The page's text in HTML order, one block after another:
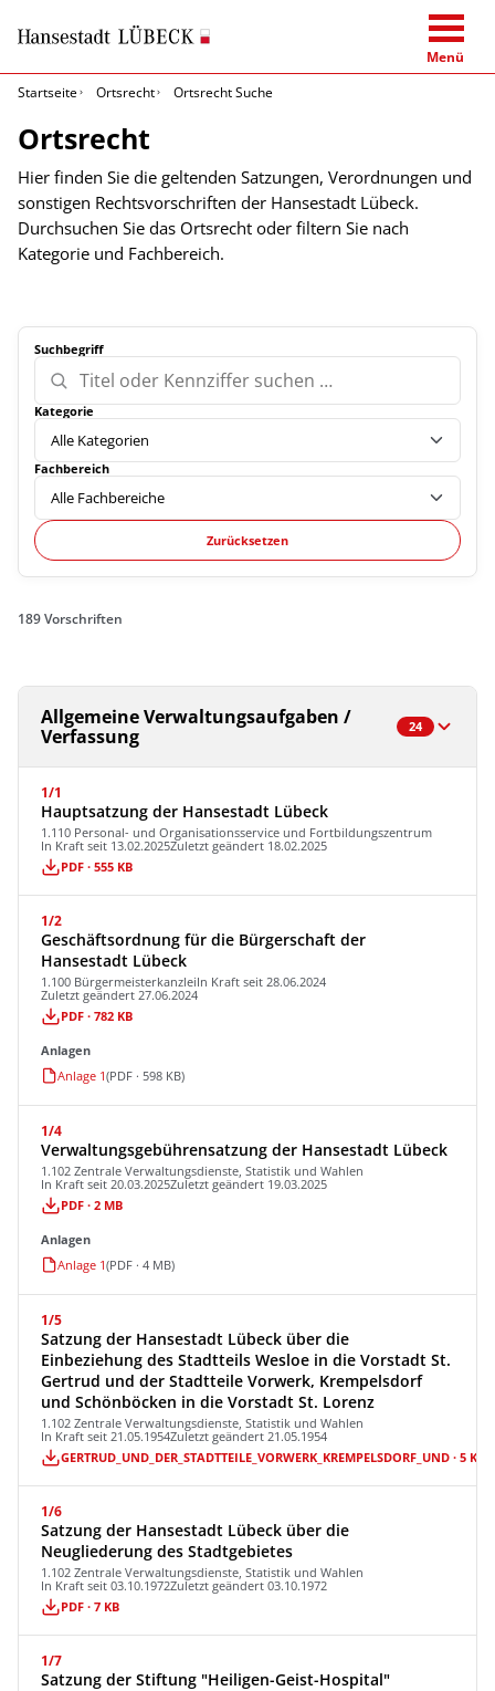
Menü
Startseite
Ortsrecht Ortsrecht Suche
Ortsrecht
Hier finden Sie die geltenden Satzungen, Verordnungen und
sonstigen Rechtsvorschriften der Hansestadt Lübeck.
Durchsuchen Sie das Ortsrecht oder filtern Sie nach
Kategorie und Fachbereich.
Suchbegriff
Kategorie
Fachbereich
Zurücksetzen
189 Vorschriften
Allgemeine Verwaltungsaufgaben /
Verfassung
24
1/1
Hauptsatzung der Hansestadt Lübeck
1.110 Personal- und Organisationsservice und Fortbildungszentrum
In Kraft seit 13.02.2025Zuletzt geändert 18.02.2025
PDF · 555 KB
1/2
Geschäftsordnung für die Bürgerschaft der
Hansestadt Lübeck
1.100 BürgermeisterkanzleiIn Kraft seit 28.06.2024
Zuletzt geändert 27.06.2024
PDF · 782 KB
Anlagen
Anlage 1(PDF · 598 KB)
1/4
Verwaltungsgebührensatzung der Hansestadt Lübeck
1.102 Zentrale Verwaltungsdienste, Statistik und Wahlen
In Kraft seit 20.03.2025Zuletzt geändert 19.03.2025
PDF · 2 MB
Anlagen
Anlage 1(PDF · 4 MB)
1/5
Satzung der Hansestadt Lübeck über die
Einbeziehung des Stadtteils Wesloe in die Vorstadt St.
Gertrud und der Stadtteile Vorwerk, Krempelsdorf
und Schönböcken in die Vorstadt St. Lorenz
1.102 Zentrale Verwaltungsdienste, Statistik und Wahlen
In Kraft seit 21.05.1954Zuletzt geändert 21.05.1954
GERTRUD_UND_DER_STADTTEILE_VORWERK_KREMPELSDORF_UND · 5 KB
1/6
Satzung der Hansestadt Lübeck über die
Neugliederung des Stadtgebietes
1.102 Zentrale Verwaltungsdienste, Statistik und Wahlen
In Kraft seit 03.10.1972Zuletzt geändert 03.10.1972
PDF · 7 KB
1/7
Satzung der Stiftung "Heiligen-Geist-Hospital"